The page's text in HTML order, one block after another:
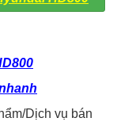
Dịch vụ bán